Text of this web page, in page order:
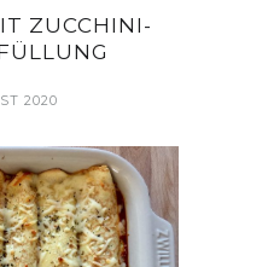
ZUCCHINI-
2020